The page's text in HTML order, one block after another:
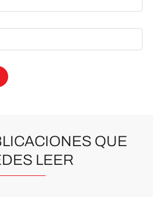
QUE
LEER